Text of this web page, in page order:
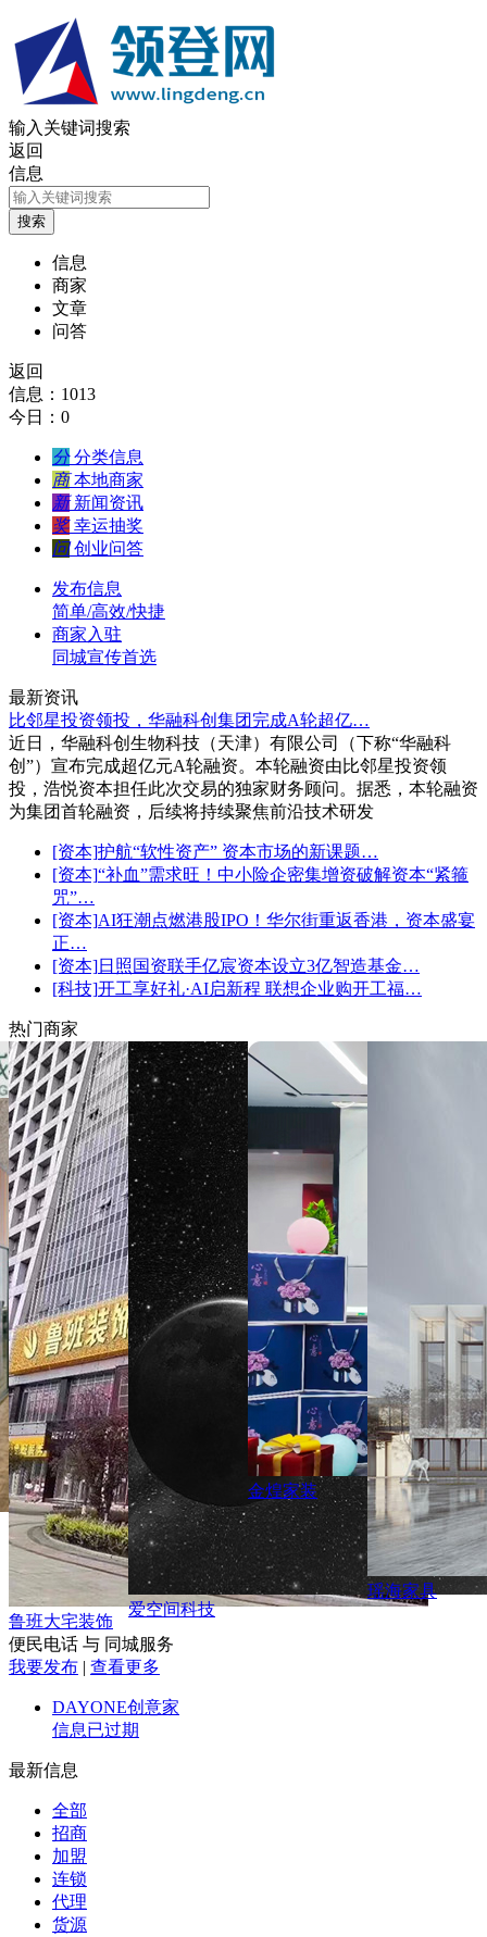
输入关键词搜索
返回
信息
信息
商家
文章
问答
返回
信息：1013
今日：0
分 分类信息
商 本地商家
新 新闻资讯
奖 幸运抽奖
问 创业问答
发布信息
简单/高效/快捷
商家入驻
同城宣传首选
最新资讯
比邻星投资领投，华融科创集团完成A轮超亿…
近日，华融科创生物科技（天津）有限公司（下称“华融科
创”）宣布完成超亿元A轮融资。本轮融资由比邻星投资领
投，浩悦资本担任此次交易的独家财务顾问。据悉，本轮融资
为集团首轮融资，后续将持续聚焦前沿技术研发
[资本]护航“软性资产” 资本市场的新课题…
[资本]“补血”需求旺！中小险企密集增资破解资本“紧箍
咒”…
[资本]AI狂潮点燃港股IPO！华尔街重返香港，资本盛宴
正…
[资本]日照国资联手亿宸资本设立3亿智造基金…
[科技]开工享好礼·AI启新程 联想企业购开工福…
热门商家
鲁班大宅装饰
爱空间科技
金煌家装
瑶海家具
便民电话 与 同城服务
我要发布 | 查看更多
DAYONE创意家
信息已过期
最新信息
全部
招商
加盟
连锁
代理
货源